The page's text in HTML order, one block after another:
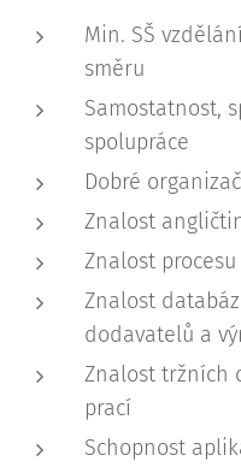
Min. SŠ
směru
Samostatnost,
spolupráce
Dobré
Znalost
Znalost
Znalost
dodavatelů a
Znalost tržních
prací
Schopnost